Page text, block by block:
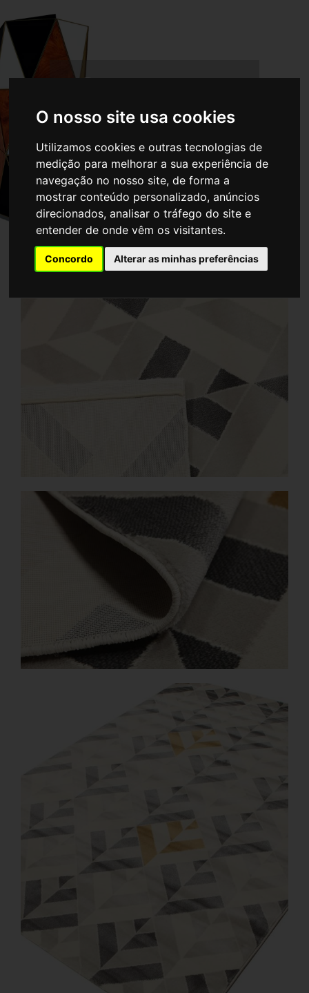
O nosso site usa cookies
Utilizamos cookies e outras tecnologias de
medição para melhorar a sua experiência de
navegação no nosso site, de forma a
mostrar conteúdo personalizado, anúncios
direcionados, analisar o tráfego do site e
entender de onde vêm os visitantes.
Concordo Alterar as minhas preferências
Concursos